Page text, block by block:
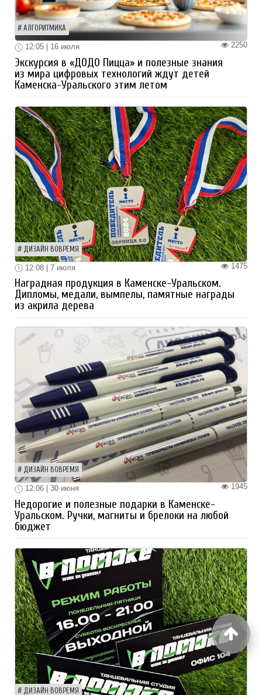
АЛГОРИТМИКА
2250
12:05 | 16 июля
Экскурсия в «ДОДО Пицца» и полезные знания
из мира цифровых технологий ждут детей
Каменска-Уральского этим летом
ДИЗАЙН ВОВРЕМЯ
1475
12:08 | 7 июля
Наградная продукция в Каменске-Уральском.
Дипломы, медали, вымпелы, памятные награды
из акрила дерева
ДИЗАЙН ВОВРЕМЯ
1945
12:06 | 30 июня
Недорогие и полезные подарки в Каменске-
Уральском. Ручки, магниты и брелоки на любой
бюджет
ДИЗАЙН ВОВРЕМЯ